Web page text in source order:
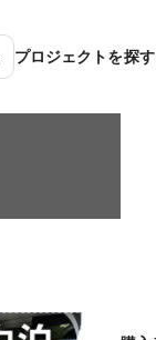
プロジェクトを探す